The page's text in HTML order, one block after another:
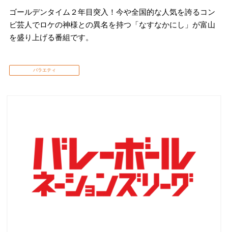
ゴールデンタイム２年目突入！今や全国的な人気を誇るコン
ビ芸人でロケの神様との異名を持つ「なすなかにし」が富山
を盛り上げる番組です。
バラエティ